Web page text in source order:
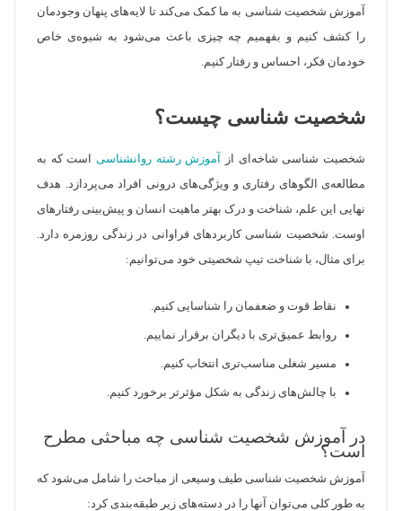
آموزش شخصیت شناسی به ما کمک می‌کند تا لایه‌های پنهان وجودمان
را کشف کنیم و بفهمیم چه چیزی باعث می‌شود به شیوه‌ی خاص
خودمان فکر، احساس و رفتار کنیم.
شخصیت شناسی چیست؟
شخصیت شناسی شاخه‌ای از آموزش رشته روانشناسی است که به
مطالعه‌ی الگوهای رفتاری و ویژگی‌های درونی افراد می‌پردازد. هدف
نهایی این علم، شناخت و درک بهتر ماهیت انسان و پیش‌بینی رفتارهای
اوست. شخصیت شناسی کاربردهای فراوانی در زندگی روزمره دارد.
برای مثال، با شناخت تیپ شخصیتی خود می‌توانیم:
نقاط قوت و ضعفمان را شناسایی کنیم.
روابط عمیق‌تری با دیگران برقرار نماییم.
مسیر شغلی مناسب‌تری انتخاب کنیم.
با چالش‌های زندگی به شکل مؤثرتر برخورد کنیم.
در آموزش شخصیت شناسی چه مباحثی مطرح
است؟
آموزش شخصیت شناسی طیف وسیعی از مباحث را شامل می‌شود که
به طور کلی می‌توان آنها را در دسته‌های زیر طبقه‌بندی کرد: